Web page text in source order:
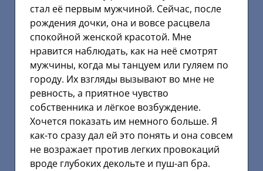
стал её первым мужчиной. Сейчас, после
рождения дочки, она и вовсе расцвела
спокойной женской красотой. Мне
нравится наблюдать, как на неё смотрят
мужчины, когда мы танцуем или гуляем по
городу. Их взгляды вызывают во мне не
ревность, а приятное чувство
собственника и лёгкое возбуждение.
Хочется показать им немного больше. Я
как-то сразу дал ей это понять и она совсем
не возражает против легких провокаций
вроде глубоких декольте и пуш-ап бра.